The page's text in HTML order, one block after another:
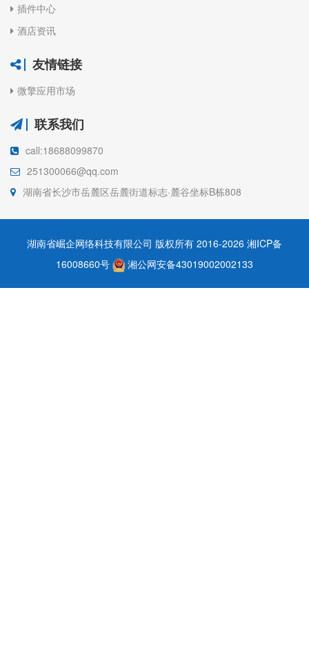
插件中心
酒店资讯
友情链接
微擎应用市场
联系我们
call:18688099870
251300066@qq.com
湖南省长沙市岳麓区岳麓街道标志·麓谷坐标B栋808
湖南省崛企网络科技有限公司 版权所有 2016-2026 湘ICP备
16008660号
湘公网安备43019002002133